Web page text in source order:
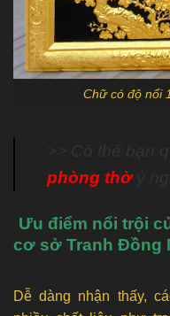
Chữ có độ nổi
phòng thờ
Ưu điểm nổi trội
cơ sở Tranh Đồng
Dễ dàng nhận thấy,